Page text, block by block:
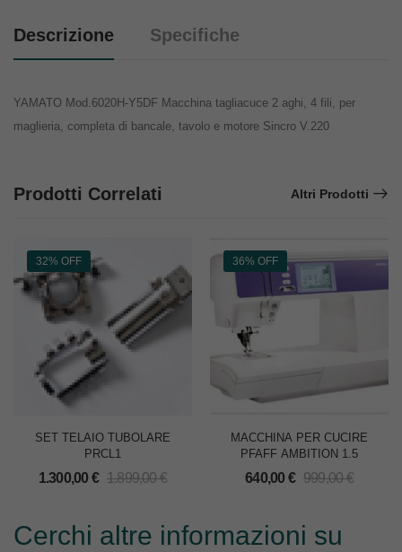
Descrizione Specifiche
YAMATO Mod.6020H-Y5DF Macchina tagliacuce 2 aghi, 4 fili, per
maglieria, completa di bancale, tavolo e motore Sincro V.220
Prodotti Correlati Altri Prodotti
32% OFF
SET TELAIO TUBOLARE
PRCL1
1.300,00 € 1.899,00€
36% OFF
MACCHINA PER CUCIRE
PFAFF AMBITION 1.5
640,00 € 999,00€
Cerchi altre informazioni su